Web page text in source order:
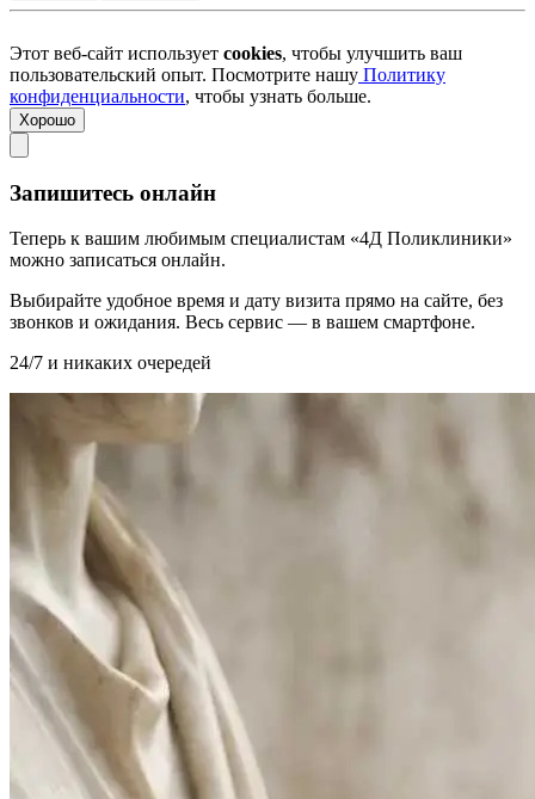
Этот веб-сайт использует cookies, чтобы улучшить ваш
пользовательский опыт. Посмотрите нашу Политику
конфиденциальности, чтобы узнать больше.
Хорошо
Запишитесь онлайн
Теперь к вашим любимым специалистам «4Д Поликлиники»
можно записаться онлайн.
Выбирайте удобное время и дату визита прямо на сайте, без
звонков и ожидания. Весь сервис — в вашем смартфоне.
24/7 и никаких очередей